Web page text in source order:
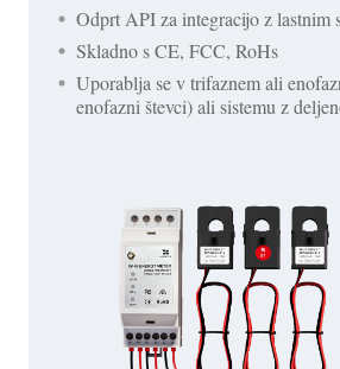
Odprt API za integracijo z lastnim
Skladno s CE, FCC, RoHs
Uporablja se v trifaznem ali
enofazni števci) ali sistemu z